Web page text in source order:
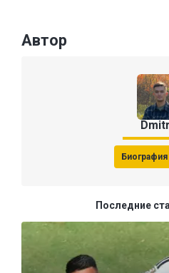
Автор
Биография
Последние